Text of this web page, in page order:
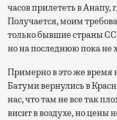
часов прилететь в Анапу,
Получается, моим
только бывшие страны
но на последнюю пока не
Примерно в это же время
Батуми вернулись в
нас, что там не все так
висит в воздухе, но цены